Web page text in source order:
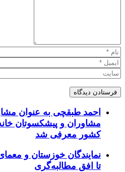
احمد طبقچی به عنوان
مشاوران و پیشکسوتان
کشور معرفی شد
تا افق مطالبه‌گری